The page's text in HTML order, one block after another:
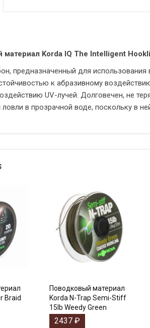
Korda IQ The Intelligent
предназначенный для использования
к абразивному
UV-лучей. Долговечен, не
в прозрачной воде, поскольку в
Braid
Поводковый материал
Korda N-Trap Semi-Stiff
15lb Weedy Green
2437 ₽